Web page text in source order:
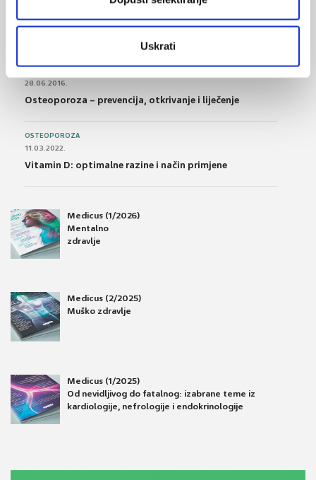
Uskrati
01.07.2017.
28.06.2016.
Osteoporoza – prevencija, otkrivanje i liječenje
OSTEOPOROZA
11.03.2022.
Vitamin D: optimalne razine i način primjene
Medicus (1/2026)
Mentalno
zdravlje
Medicus (2/2025)
Muško zdravlje
Medicus (1/2025)
Od nevidljivog do fatalnog: izabrane teme iz
kardiologije, nefrologije i endokrinologije